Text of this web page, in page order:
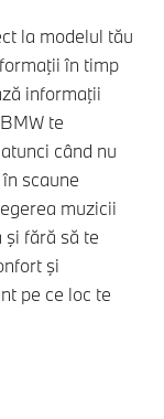
la modelul tău
în timp
informaţii
te
când nu
scaune
muzicii
şi fără să te
şi
pe ce loc te